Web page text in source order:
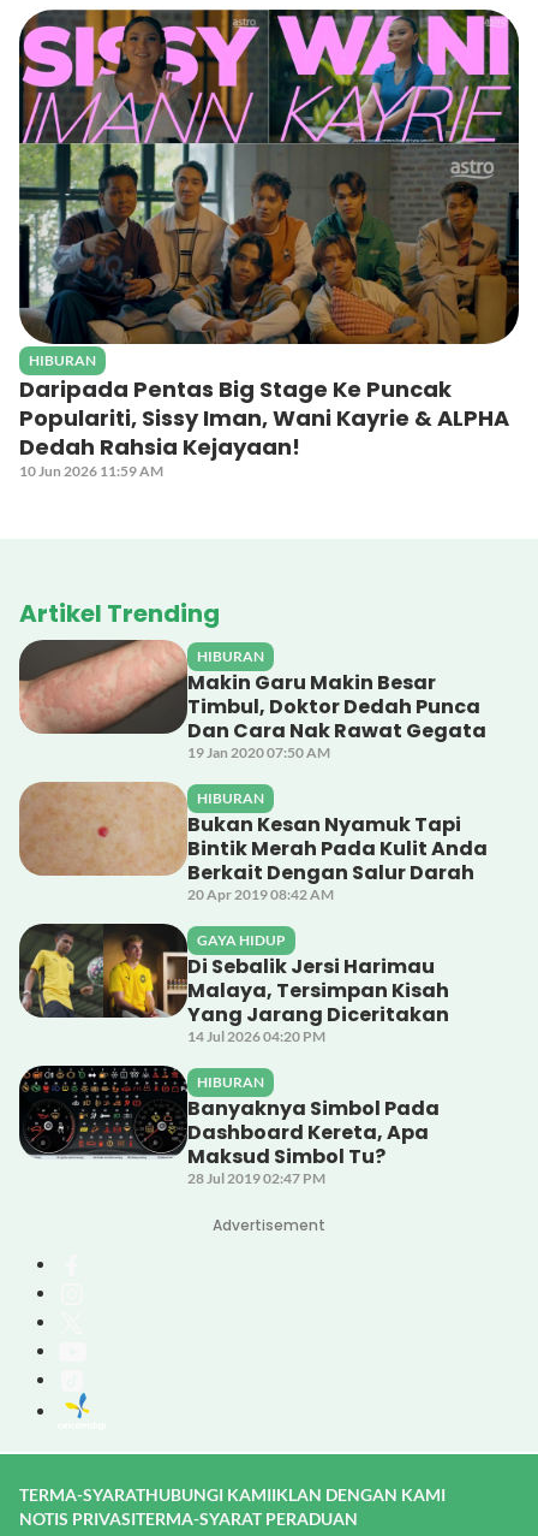
HIBURAN
Daripada Pentas Big Stage Ke Puncak
Populariti, Sissy Iman, Wani Kayrie & ALPHA
Dedah Rahsia Kejayaan!
10 Jun 2026 11:59 AM
Artikel Trending
HIBURAN
Makin Garu Makin Besar
Timbul, Doktor Dedah Punca
Dan Cara Nak Rawat Gegata
19 Jan 2020 07:50 AM
HIBURAN
Bukan Kesan Nyamuk Tapi
Bintik Merah Pada Kulit Anda
Berkait Dengan Salur Darah
20 Apr 2019 08:42 AM
GAYA HIDUP
Di Sebalik Jersi Harimau
Malaya, Tersimpan Kisah
Yang Jarang Diceritakan
14 Jul 2026 04:20 PM
HIBURAN
Banyaknya Simbol Pada
Dashboard Kereta, Apa
Maksud Simbol Tu?
28 Jul 2019 02:47 PM
Advertisement
TERMA-SYARATHUBUNGI KAMIIKLAN DENGAN KAMI
NOTIS PRIVASITERMA-SYARAT PERADUAN